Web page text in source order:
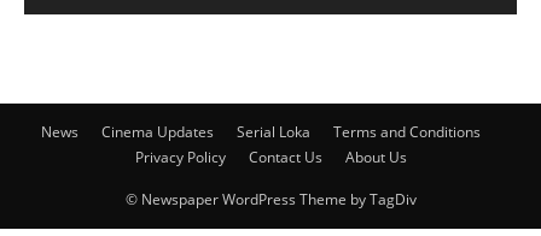
News Cinema Updates Serial Loka
Terms and Conditions
Privacy Policy
Contact Us About Us
© Newspaper WordPress Theme by TagDiv